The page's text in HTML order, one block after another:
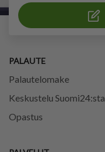
PALAUTE
Palautelomake
Keskustelu Suomi24:sta
Opastus